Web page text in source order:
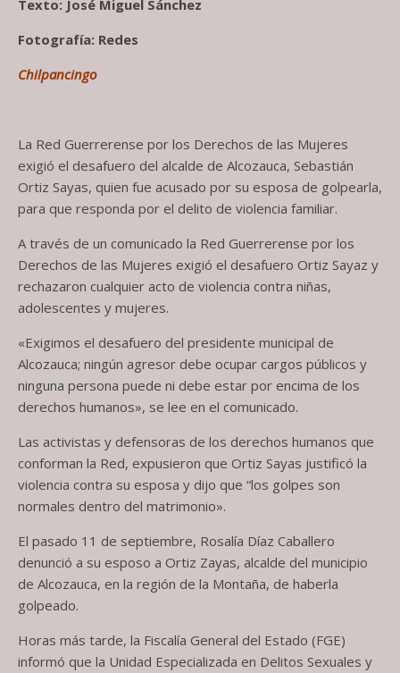
Texto: José Miguel Sánchez
Fotografía: Redes
Chilpancingo
La Red Guerrerense por los Derechos de las Mujeres
exigió el desafuero del alcalde de Alcozauca, Sebastián
Ortiz Sayas, quien fue acusado por su esposa de golpearla,
para que responda por el delito de violencia familiar.
A través de un comunicado la Red Guerrerense por los
Derechos de las Mujeres exigió el desafuero Ortiz Sayaz y
rechazaron cualquier acto de violencia contra niñas,
adolescentes y mujeres.
«Exigimos el desafuero del presidente municipal de
Alcozauca; ningún agresor debe ocupar cargos públicos y
ninguna persona puede ni debe estar por encima de los
derechos humanos», se lee en el comunicado.
Las activistas y defensoras de los derechos humanos que
conforman la Red, expusieron que Ortiz Sayas justificó la
violencia contra su esposa y dijo que “los golpes son
normales dentro del matrimonio».
El pasado 11 de septiembre, Rosalía Díaz Caballero
denunció a su esposo a Ortiz Zayas, alcalde del municipio
de Alcozauca, en la región de la Montaña, de haberla
golpeado.
Horas más tarde, la Fiscalía General del Estado (FGE)
informó que la Unidad Especializada en Delitos Sexuales y